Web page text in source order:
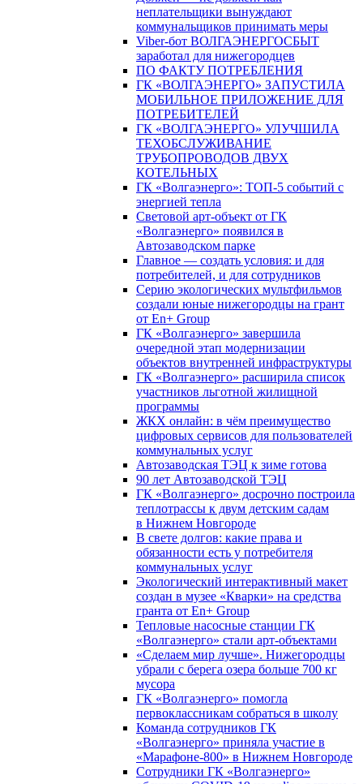
неплательщики вынуждают
коммунальщиков принимать меры
Viber-бот ВОЛГАЭНЕРГОСБЫТ
заработал для нижегородцев
ПО ФАКТУ ПОТРЕБЛЕНИЯ
ГК «ВОЛГАЭНЕРГО» ЗАПУСТИЛА
МОБИЛЬНОЕ ПРИЛОЖЕНИЕ ДЛЯ
ПОТРЕБИТЕЛЕЙ
ГК «ВОЛГАЭНЕРГО» УЛУЧШИЛА
ТЕХОБСЛУЖИВАНИЕ
ТРУБОПРОВОДОВ ДВУХ
КОТЕЛЬНЫХ
ГК «Волгаэнерго»: ТОП-5 событий с
энергией тепла
Световой арт-объект от ГК
«Волгаэнерго» появился в
Автозаводском парке
Главное — создать условия: и для
потребителей, и для сотрудников
Серию экологических мультфильмов
создали юные нижегородцы на грант
от En+ Group
ГК «Волгаэнерго» завершила
очередной этап модернизации
объектов внутренней инфраструктуры
ГК «Волгаэнерго» расширила список
участников льготной жилищной
программы
ЖКХ онлайн: в чём преимущество
цифровых сервисов для пользователей
коммунальных услуг
Автозаводская ТЭЦ к зиме готова
90 лет Автозаводской ТЭЦ
ГК «Волгаэнерго» досрочно построила
теплотрассы к двум детским садам
в Нижнем Новгороде
В свете долгов: какие права и
обязанности есть у потребителя
коммунальных услуг
Экологический интерактивный макет
создан в музее «Кварки» на средства
гранта от En+ Group
Тепловые насосные станции ГК
«Волгаэнерго» стали арт-объектами
«Сделаем мир лучше». Нижегородцы
убрали с берега озера больше 700 кг
мусора
ГК «Волгаэнерго» помогла
первоклассникам собраться в школу
Команда сотрудников ГК
«Волгаэнерго» приняла участие в
«Марафоне-800» в Нижнем Новгороде
Сотрудники ГК «Волгаэнерго»